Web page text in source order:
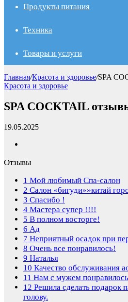
Продукты питания
Техника
Товары и услуги
Главная/Красота и здоровье/SPA
Красота и здоровье
SPA COCKTAIL
19.05.2025
Отзывы
1 Мой любимый Спа-салон
2 Салон «бигуди»»китай
3 Спасибо !
4 Мастера супер !!!!
5 В полном восторге!
6 Ад
7 Неприятный осадок при
8 Очень все понравилось!
9 Наталья
10 Качество обслуживания
11 Нам с мужем
12 Решила сделать подарок
голову.